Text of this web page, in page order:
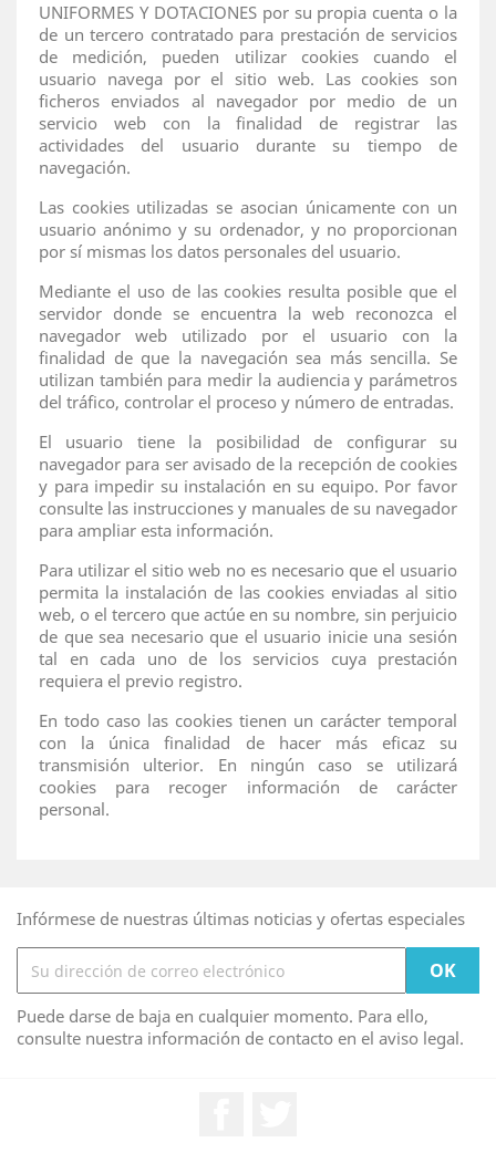
UNIFORMES Y DOTACIONES por su propia cuenta o la
de un tercero contratado para prestación de servicios
de medición, pueden utilizar cookies cuando el
usuario navega por el sitio web. Las cookies son
ficheros enviados al navegador por medio de un
servicio web con la finalidad de registrar las
actividades del usuario durante su tiempo de
navegación.
Las cookies utilizadas se asocian únicamente con un
usuario anónimo y su ordenador, y no proporcionan
por sí mismas los datos personales del usuario.
Mediante el uso de las cookies resulta posible que el
servidor donde se encuentra la web reconozca el
navegador web utilizado por el usuario con la
finalidad de que la navegación sea más sencilla. Se
utilizan también para medir la audiencia y parámetros
del tráfico, controlar el proceso y número de entradas.
El usuario tiene la posibilidad de configurar su
navegador para ser avisado de la recepción de cookies
y para impedir su instalación en su equipo. Por favor
consulte las instrucciones y manuales de su navegador
para ampliar esta información.
Para utilizar el sitio web no es necesario que el usuario
permita la instalación de las cookies enviadas al sitio
web, o el tercero que actúe en su nombre, sin perjuicio
de que sea necesario que el usuario inicie una sesión
tal en cada uno de los servicios cuya prestación
requiera el previo registro.
En todo caso las cookies tienen un carácter temporal
con la única finalidad de hacer más eficaz su
transmisión ulterior. En ningún caso se utilizará
cookies para recoger información de carácter
personal.
Infórmese de nuestras últimas noticias y ofertas especiales
Puede darse de baja en cualquier momento. Para ello,
consulte nuestra información de contacto en el aviso legal.